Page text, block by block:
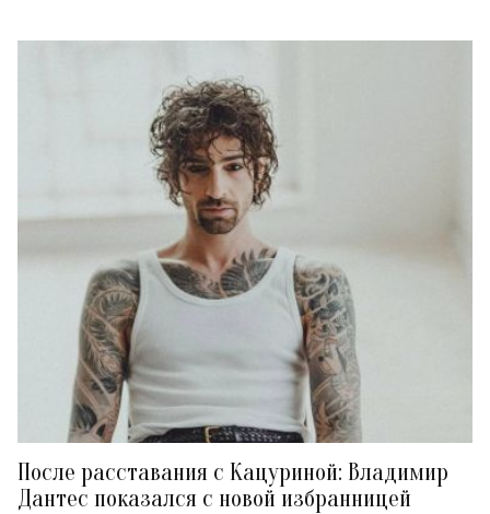
После расставания с Кацуриной: Владимир
Дантес показался с новой избранницей